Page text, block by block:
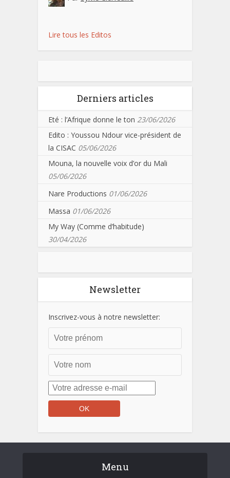
Lire tous les Editos
Derniers articles
Eté : l’Afrique donne le ton 23/06/2026
Edito : Youssou Ndour vice-président de
la CISAC 05/06/2026
Mouna, la nouvelle voix d’or du Mali
05/06/2026
Nare Productions 01/06/2026
Massa 01/06/2026
My Way (Comme d’habitude)
30/04/2026
Newsletter
Inscrivez-vous à notre newsletter:
Menu